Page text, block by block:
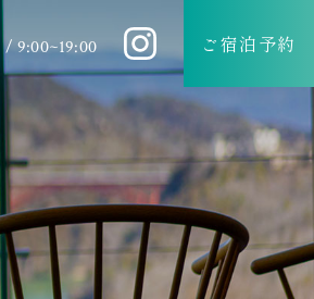
/ 9:00~19:00 ご宿泊予約